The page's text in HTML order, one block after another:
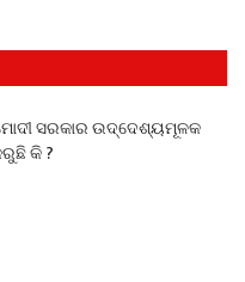
ସରକାର ଉଦ୍ଦେଶ୍ୟମୂଳକ
କି ?